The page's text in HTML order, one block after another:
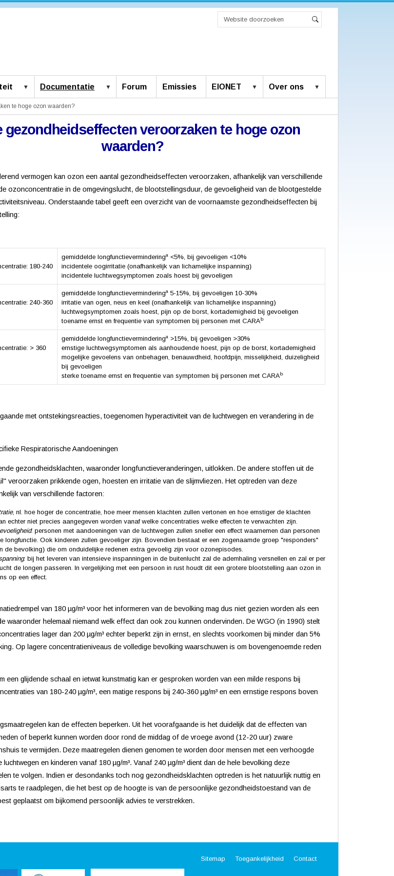
Documentatie Forum Emissies EIONET Over ons
te hoge ozon waarden?
gezondheidseffecten veroorzaken te hoge ozon
waarden?
vermogen kan ozon een aantal gezondheidseffecten veroorzaken, afhankelijk van verschillende
ozonconcentratie in de omgevingslucht, de blootstellingsduur, de gevoeligheid van de blootgestelde
Onderstaande tabel geeft een overzicht van de voornaamste gezondheidseffecten bij
180-240
gemiddelde longfunctieverminderinga <5%, bij gevoeligen <10%
incidentele oogirritatie (onafhankelijk van lichamelijke inspanning)
incidentele luchtwegsymptomen zoals hoest bij gevoeligen
240-360
gemiddelde longfunctieverminderinga 5-15%, bij gevoeligen 10-30%
irritatie van ogen, neus en keel (onafhankelijk van lichamelijke inspanning)
luchtwegsymptomen zoals hoest, pijn op de borst, kortademigheid bij gevoeligen
toename ernst en frequentie van symptomen bij personen met CARAb
> 360
gemiddelde longfunctieverminderinga >15%, bij gevoeligen >30%
ernstige luchtwegsymptomen als aanhoudende hoest, pijn op de borst, kortademigheid
mogelijke gevoelens van onbehagen, benauwdheid, hoofdpijn, misselijkheid, duizeligheid
bij gevoeligen
sterke toename ernst en frequentie van symptomen bij personen met CARAb
met ontstekingsreacties, toegenomen hyperactiviteit van de luchtwegen en verandering in de
Respiratorische Aandoeningen
gezondheidsklachten, waaronder longfunctieveranderingen, uitlokken. De andere stoffen uit de
veroorzaken prikkende ogen, hoesten en irritatie van de slijmvliezen. Het optreden van deze
van verschillende factoren:
, nl. hoe hoger de concentratie, hoe meer mensen klachten zullen vertonen en hoe ernstiger de klachten
echter niet precies aangegeven worden vanaf welke concentraties welke effecten te verwachten zijn.
: personen met aandoeningen van de luchtwegen zullen sneller een effect waarnemen dan personen
longfunctie. Ook kinderen zullen gevoeliger zijn. Bovendien bestaat er een zogenaamde groep "responders"
de bevolking) die om onduidelijke redenen extra gevoelig zijn voor ozonepisodes.
: bij het leveren van intensieve inspanningen in de buitenlucht zal de ademhaling versnellen en zal er per
de longen passeren. In vergelijking met een persoon in rust houdt dit een grotere blootstelling aan ozon in
op een effect.
van 180 µg/m³ voor het informeren van de bevolking mag dus niet gezien worden als een
waaronder helemaal niemand welk effect dan ook zou kunnen ondervinden. De WGO (in 1990) stelt
lager dan 200 µg/m³ echter beperkt zijn in ernst, en slechts voorkomen bij minder dan 5%
Op lagere concentratieniveaus de volledige bevolking waarschuwen is om bovengenoemde reden
een glijdende schaal en ietwat kunstmatig kan er gesproken worden van een milde respons bij
van 180-240 µg/m³, een matige respons bij 240-360 µg/m³ en een ernstige respons boven
kan de effecten beperken. Uit het voorafgaande is het duidelijk dat de effecten van
of beperkt kunnen worden door rond de middag of de vroege avond (12-20 uur) zware
te vermijden. Deze maatregelen dienen genomen te worden door mensen met een verhoogde
luchtwegen en kinderen vanaf 180 µg/m³. Vanaf 240 µg/m³ dient dan de hele bevolking deze
te volgen. Indien er desondanks toch nog gezondheidsklachten optreden is het natuurlijk nuttig en
te raadplegen, die het best op de hoogte is van de persoonlijke gezondheidstoestand van de
geplaatst om bijkomend persoonlijk advies te verstrekken.
Sitemap Toegankelijkheid Contact